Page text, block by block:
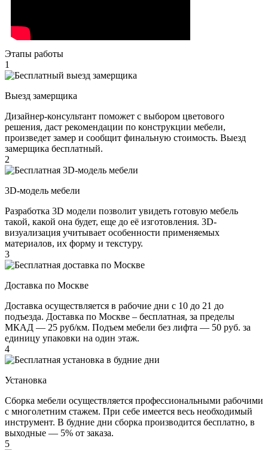
Этапы работы
1
Выезд замерщика
Дизайнер-консультант поможет с выбором цветового
решения, даст рекомендации по конструкции мебели,
произведет замер и сообщит финальную стоимость. Выезд
замерщика бесплатный.
2
3D-модель мебели
Разработка 3D модели позволит увидеть готовую мебель
такой, какой она будет, еще до её изготовления. 3D-
визуализация учитывает особенности применяемых
материалов, их форму и текстуру.
3
Доставка по Москве
Доставка осуществляется в рабочие дни с 10 до 21 до
подъезда. Доставка по Москве – бесплатная, за пределы
МКАД — 25 руб/км. Подъем мебели без лифта — 50 руб. за
единицу упаковки на один этаж.
4
Установка
Сборка мебели осуществляется профессиональными рабочими
с многолетним стажем. При себе имеется весь необходимый
инструмент. В будние дни сборка производится бесплатно, в
выходные — 5% от заказа.
5